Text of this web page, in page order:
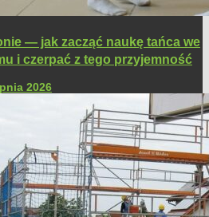
— jak zacząć naukę tańca we
i czerpać z tego przyjemność
2026